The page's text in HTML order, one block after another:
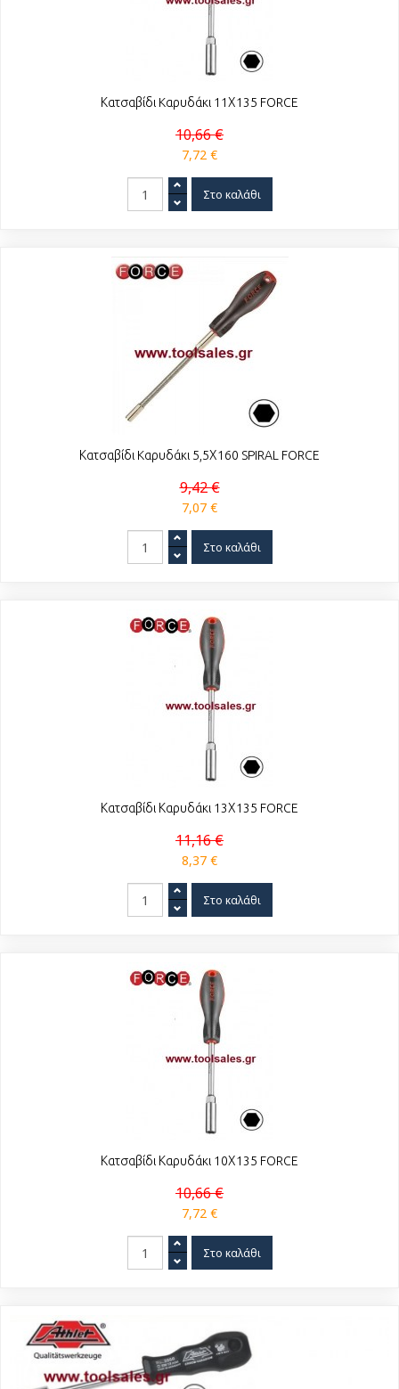
Κατσαβίδι Kαρυδάκι 11Χ135 FORCE
10,66 €
7,72 €
Κατσαβίδι Kαρυδάκι 5,5Χ160 SPIRAL FORCE
9,42 €
7,07 €
Κατσαβίδι Καρυδάκι 13Χ135 FORCE
11,16 €
8,37 €
Κατσαβίδι Καρυδάκι 10Χ135 FORCE
10,66 €
7,72 €